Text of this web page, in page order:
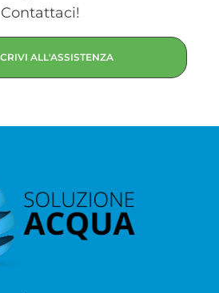
Contattaci!
ALL'ASSISTENZA